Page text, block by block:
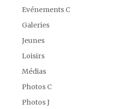
Evénements C
Galeries
Jeunes
Loisirs
Médias
Photos C
Photos J